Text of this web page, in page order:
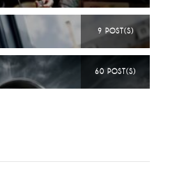
9 POST(S)
60 POST(S)